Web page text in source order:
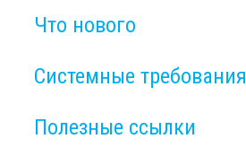
Что нового
Системные требования
Полезные ссылки